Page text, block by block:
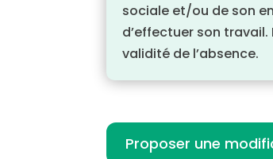
sociale et/ou de son
d’effectuer son
validité de l’absence.
Proposer une